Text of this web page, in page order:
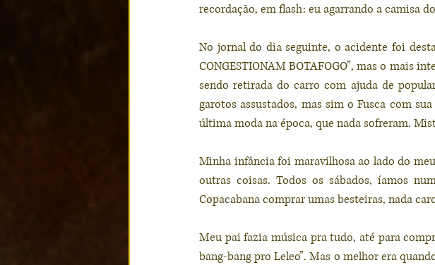
recordação, em flash: eu agarrando a camisa
No jornal do dia seguinte, o acidente foi
CONGESTIONAM BOTAFOGO”, mas o mais
sendo retirada do carro com ajuda de
garotos assustados, mas sim o Fusca com
última moda na época, que nada sofreram.
Minha infância foi maravilhosa ao lado do
outras coisas. Todos os sábados, íamos
Copacabana comprar umas besteiras, nada
Meu pai fazia música pra tudo, até para
bang-bang pro Leleo”. Mas o melhor era